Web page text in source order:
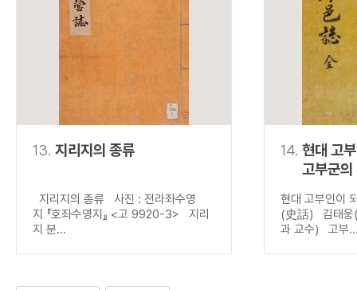
13. 지리지의 종류
지리지의 종류 사진 : 전라좌수영
지 『호좌수영지』 <고 9920-3> 지리
지 분...
14. 현대 고
고부군
현대 고부인이
(史話) 김태웅(
과 교수) 고부